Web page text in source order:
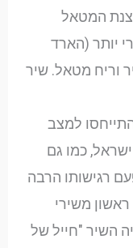
המטאל
יותר (הארד
וריח מטאל. שיר
למצב
כמו גם
רגישותו הרבה
משירי
השיר "חייל של